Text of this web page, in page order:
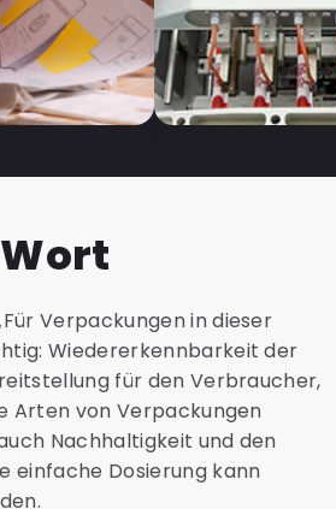
Verpackungen in dieser
Wiedererkennbarkeit der
für den Verbraucher,
Arten von Verpackungen
Nachhaltigkeit und den
einfache Dosierung kann